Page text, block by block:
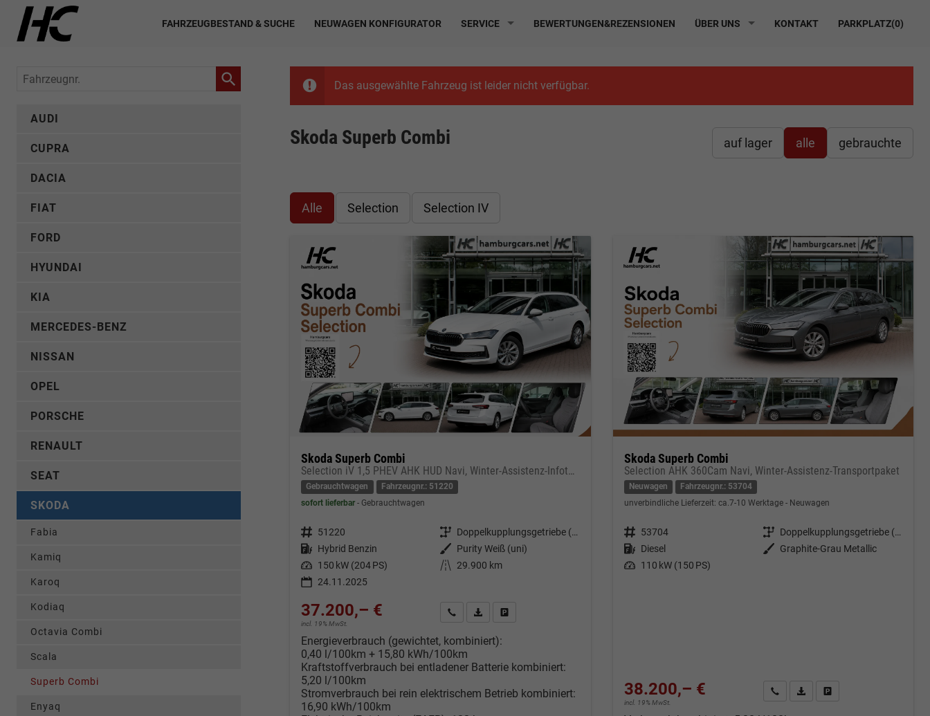
FAHRZEUGBESTAND & SUCHE NEUWAGEN KONFIGURATOR SERVICE BEWERTUNGEN&REZENSIONEN ÜBER UNS KONTAKT PARKPLATZ(0)
Das ausgewählte Fahrzeug ist leider nicht verfügbar.
auf lager alle gebrauchte
Skoda Superb Combi
Alle Selection Selection IV
Skoda Superb Combi
Selection iV 1,5 PHEV AHK HUD Navi, Winter-Assistenz-Infotainment-Transport-Paket
Gebrauchtwagen
Fahrzeugnr.: 51220
sofort lieferbar
Gebrauchtwagen
Fahrzeugnr. 51220 Getriebe
Doppelkupplungsgetriebe (DSG)
Kraftstoff Hybrid Benzin Außenfarbe Purity Weiß (uni)
Leistung 150 kW (204 PS) Kilometerstand
29.900 km
24.11.2025
37.200,– €
incl. 19% MwSt.
Kontakt & Angebot anfordern
PDF-Datei, Fahrzeugexposé drucken
Energieverbrauch (gewichtet, kombiniert):
0,40 l/100km + 15,80 kWh/100km
Kraftstoffverbrauch bei entladener Batterie kombiniert:
5,20 l/100km
Stromverbrauch bei rein elektrischem Betrieb kombiniert:
16,90 kWh/100km
Skoda Superb Combi
Selection AHK 360Cam Navi, Winter-Assistenz-Transportpaket
Neuwagen
Fahrzeugnr.: 53704
unverbindliche Lieferzeit: ca.7-10 Werktage Neuwagen
Fahrzeugnr. 53704 Getriebe
Doppelkupplungsgetriebe (DSG)
Kraftstoff Diesel Außenfarbe Graphite-Grau Metallic
Leistung 110 kW (150 PS)
38.200,– €
incl. 19% MwSt.
Kontakt & Angebot anfordern
PDF-Datei, Fahrzeugexposé
Fahrzeug merken/Expose
Fahrzeugnr.
AUDI
CUPRA
DACIA
FIAT
FORD
HYUNDAI
KIA
MERCEDES-BENZ
NISSAN
OPEL
PORSCHE
RENAULT
SEAT
SKODA
Fabia
Kamiq
Karoq
Kodiaq
Octavia Combi
Scala
Superb Combi
Enyaq